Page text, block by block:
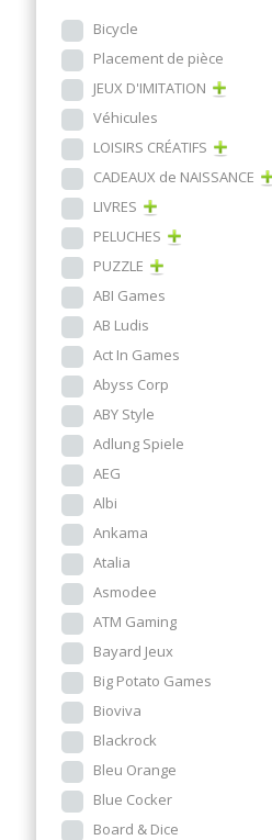
Bicycle
Placement de pièce
JEUX D'IMITATION
Véhicules
LOISIRS CRÉATIFS
CADEAUX de NAISSANCE
LIVRES
PELUCHES
PUZZLE
ABI Games
AB Ludis
Act In Games
Abyss Corp
ABY Style
Adlung Spiele
AEG
Albi
Ankama
Atalia
Asmodee
ATM Gaming
Bayard Jeux
Big Potato Games
Bioviva
Blackrock
Bleu Orange
Blue Cocker
Board & Dice